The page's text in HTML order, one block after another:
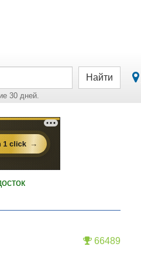
30 дней.
Найти
66489